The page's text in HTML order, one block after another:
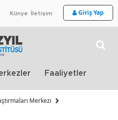
Künye İletişim Giriş Yap
Faaliyetler
Merkezi